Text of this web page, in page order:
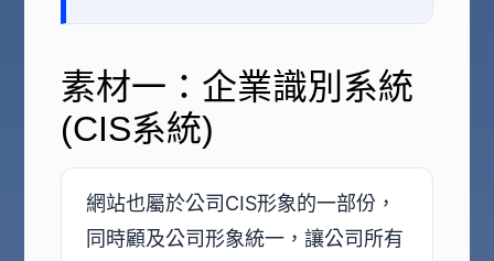
素材一：企業識別系統
(CIS系統)
網站也屬於公司CIS形象的一部份，
同時顧及公司形象統一，讓公司所有